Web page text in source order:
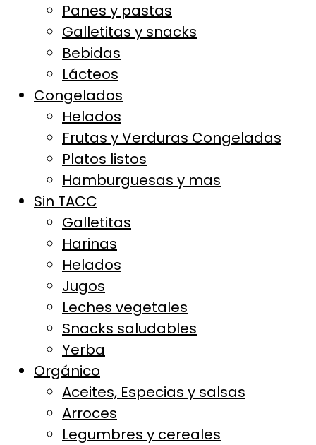
Panes y pastas
Galletitas y snacks
Bebidas
Lácteos
Congelados
Helados
Frutas y Verduras Congeladas
Platos listos
Hamburguesas y mas
Sin TACC
Galletitas
Harinas
Helados
Jugos
Leches vegetales
Snacks saludables
Yerba
Orgánico
Aceites, Especias y salsas
Arroces
Legumbres y cereales